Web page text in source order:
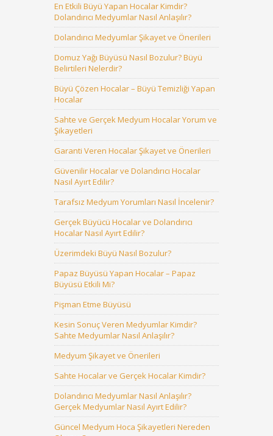
En Etkili Büyü Yapan Hocalar Kimdir?
Dolandırıcı Medyumlar Nasıl Anlaşılır?
Dolandırıcı Medyumlar Şikayet ve Önerileri
Domuz Yağı Büyüsü Nasıl Bozulur? Büyü
Belirtileri Nelerdir?
Büyü Çözen Hocalar – Büyü Temizliği Yapan
Hocalar
Sahte ve Gerçek Medyum Hocalar Yorum ve
Şikayetleri
Garanti Veren Hocalar Şikayet ve Önerileri
Güvenilir Hocalar ve Dolandırıcı Hocalar
Nasıl Ayırt Edilir?
Tarafsız Medyum Yorumları Nasıl İncelenir?
Gerçek Büyücü Hocalar ve Dolandırıcı
Hocalar Nasıl Ayırt Edilir?
Üzerimdeki Büyü Nasıl Bozulur?
Papaz Büyüsü Yapan Hocalar – Papaz
Büyüsü Etkili Mi?
Pişman Etme Büyüsü
Kesin Sonuç Veren Medyumlar Kimdir?
Sahte Medyumlar Nasıl Anlaşılır?
Medyum Şikayet ve Önerileri
Sahte Hocalar ve Gerçek Hocalar Kimdir?
Dolandırıcı Medyumlar Nasıl Anlaşılır?
Gerçek Medyumlar Nasıl Ayırt Edilir?
Güncel Medyum Hoca Şikayetleri Nereden